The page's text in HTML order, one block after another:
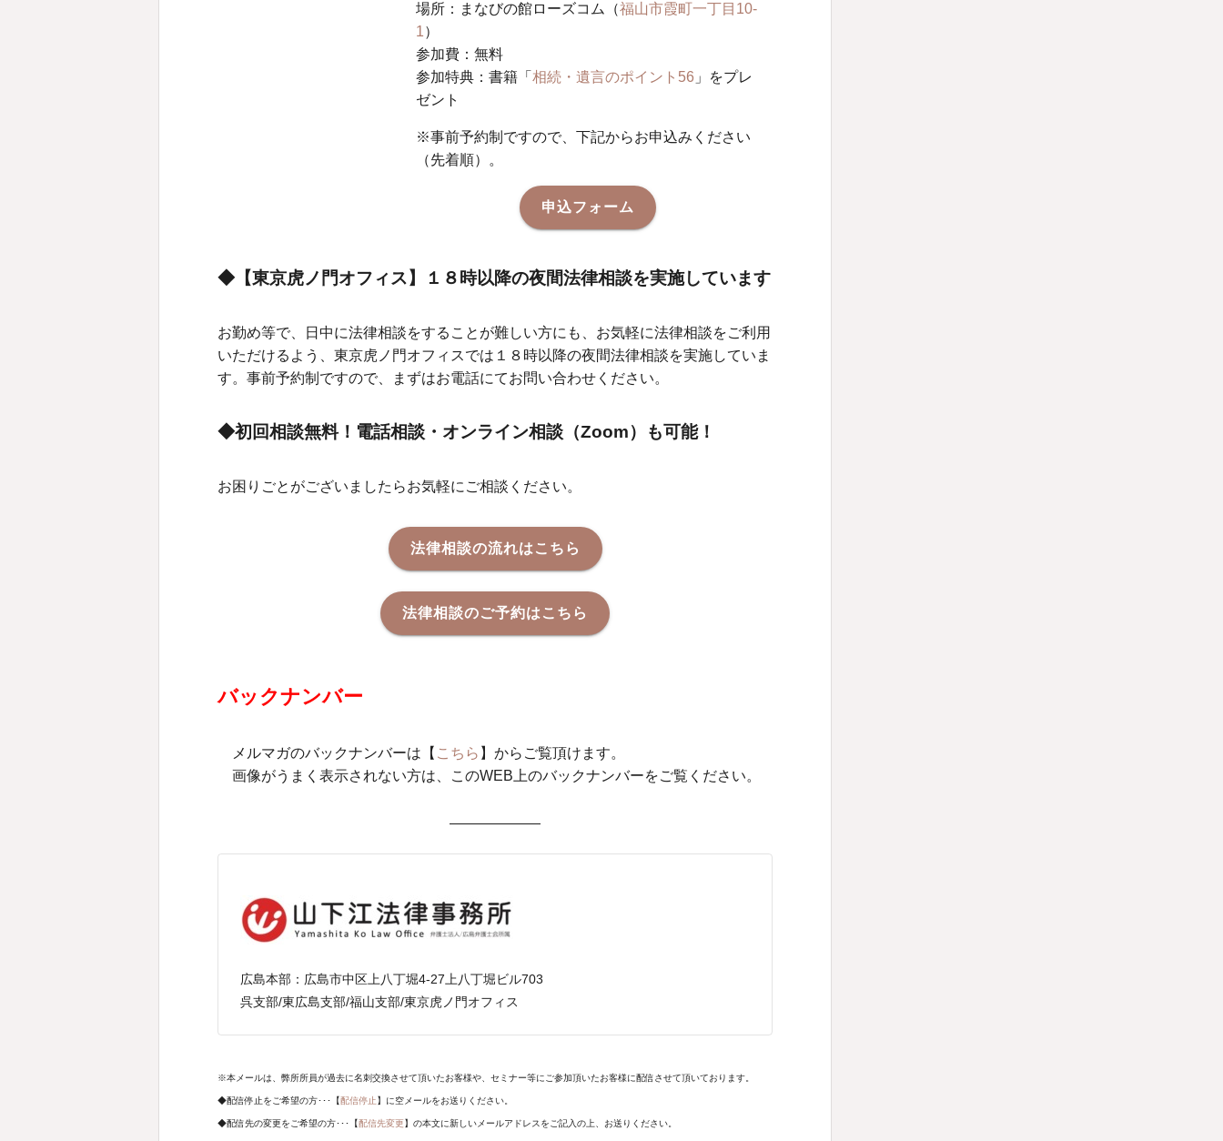
場所：まなびの館ローズコム（福山市霞町一丁目10-
1）
参加費：無料
参加特典：書籍「相続・遺言のポイント56 」をプレ
ゼント
※事前予約制ですので、下記からお申込みください
（先着順）。
申込フォーム
◆【東京虎ノ門オフィス】１８時以降の夜間法律相談を実施しています
お勤め等で、日中に法律相談をすることが難しい方にも、お気軽に法律相談をご利用
いただけるよう、東京虎ノ門オフィスでは１８時以降の夜間法律相談を実施していま
す。事前予約制ですので、まずはお電話にてお問い合わせください。
◆初回相談無料！電話相談・オンライン相談（Zoom）も可能！
お困りごとがございましたらお気軽にご相談ください。
法律相談の流れはこちら
法律相談のご予約はこちら
バックナンバー
メルマガのバックナンバーは【 こちら 】からご覧頂けます。
画像がうまく表示されない方は、このWEB上のバックナンバーをご覧ください。
広島本部： 広島市中区上八丁堀4-27上八丁堀ビル703
呉支部/東広島支部/福山支部/東京虎ノ門オフィス
※本メールは、弊所所員が過去に名刺交換させて頂いたお客様や、セミナー等にご参加頂いたお客様に配信させて頂いております。
◆配信停止をご希望の方･･･【配信停止】に空メールをお送りください。
◆配信先の変更をご希望の方･･･【配信先変更】の本文に新しいメールアドレスをご記入の上、お送りください。